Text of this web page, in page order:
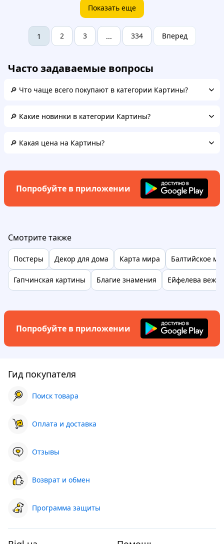
Показать еще
1 2 3 ... 334 Вперед
Часто задаваемые вопросы
🔎 Что чаще всего покупают в категории Картины?
🔎 Какие новинки в категории Картины?
🔎 Какая цена на Картины?
Попробуйте в приложении
Смотрите также
Постеры Декор для дома Карта мира Балтийское
Гапчинская картины Благие знамения Ейфелева вежа
Попробуйте в приложении
Гид покупателя
Поиск товара
Оплата и доставка
Отзывы
Возврат и обмен
Программа защиты